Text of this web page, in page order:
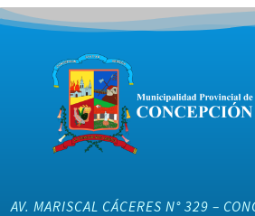
AV. MARISCAL CÁCERES N° 329 –